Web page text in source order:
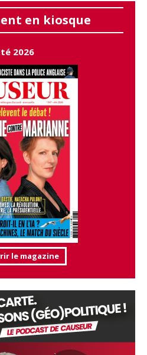
en kiosque
2026
le magazine